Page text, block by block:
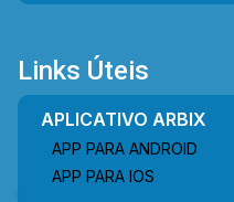
Links Úteis
APLICATIVO ARBIX
APP PARA ANDROID
APP PARA IOS